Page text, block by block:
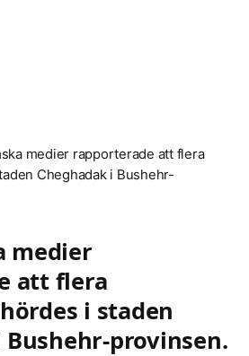
medier rapporterade att flera
Cheghadak i Bushehr-
medier
att flera
i staden
Bushehr-provinsen.